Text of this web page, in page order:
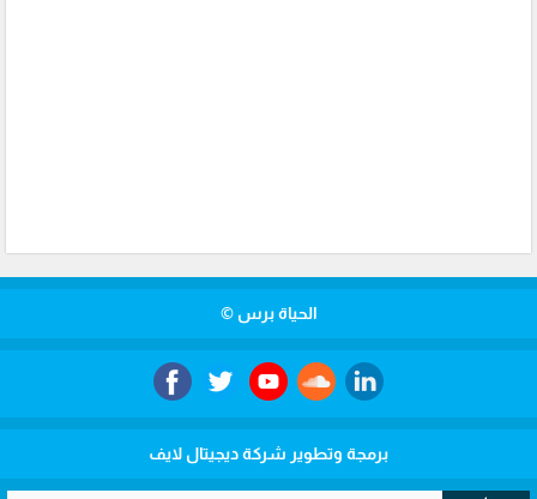
الحياة برس ©
برمجة وتطوير شركة ديجيتال لايف